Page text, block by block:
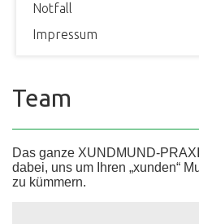
Notfall
Impressum
Team
Das ganze XUNDMUND-
dabei, uns um Ihren „xunden“
zu kümmern.